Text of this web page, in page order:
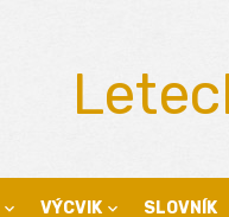
VÝCVIK SLOVNÍK